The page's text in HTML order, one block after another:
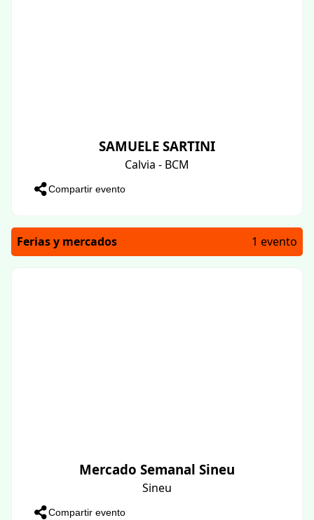
SAMUELE SARTINI
Calvia - BCM
Compartir evento
Ferias y mercados 1 evento
Mercado Semanal Sineu
Sineu
Compartir evento